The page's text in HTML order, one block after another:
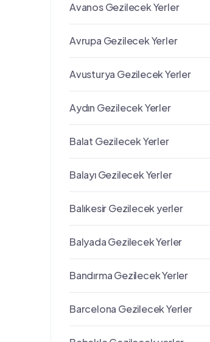
Avanos Gezilecek Yerler
Avrupa Gezilecek Yerler
Avusturya Gezilecek Yerler
Aydın Gezilecek Yerler
Balat Gezilecek Yerler
Balayı Gezilecek Yerler
Balıkesir Gezilecek yerler
Balyada Gezilecek Yerler
Bandırma Gezilecek Yerler
Barcelona Gezilecek Yerler